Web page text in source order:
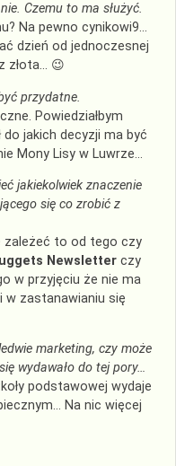
Czemu to ma służyć.
Na pewno cynikowi9…
dzień od jednoczesnej
złota… 😉
przydatne.
Powiedziałbym
do jakich decyzji ma być
Mony Lisy w Luwrze…
jakiekolwiek znaczenie
się co zrobić z
zależeć to od tego czy
Newsletter czy
w przyjęciu że nie ma
w zastanawianiu się
marketing, czy może
wydawało do tej pory…
podstawowej wydaje
Na nic więcej